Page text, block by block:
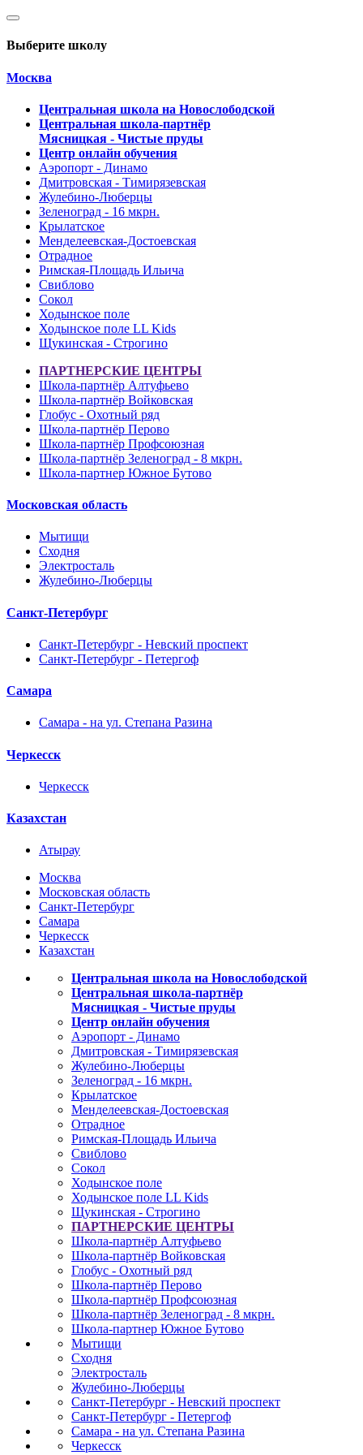
Выберите школу
Москва
Центральная школа на Новослободской
Центральная школа-партнёр
Мясницкая - Чистые пруды
Центр онлайн обучения
Аэропорт - Динамо
Дмитровская - Тимирязевская
Жулебино-Люберцы
Зеленоград - 16 мкрн.
Крылатское
Менделеевская-Достоевская
Отрадное
Римская-Площадь Ильича
Свиблово
Сокол
Ходынское поле
Ходынское поле LL Kids
Щукинская - Строгино
ПАРТНЕРСКИЕ ЦЕНТРЫ
Школа-партнёр Алтуфьево
Школа-партнёр Войковская
Глобус - Охотный ряд
Школа-партнёр Перово
Школа-партнёр Профсоюзная
Школа-партнёр Зеленоград - 8 мкрн.
Школа-партнер Южное Бутово
Московская область
Мытищи
Сходня
Электросталь
Жулебино-Люберцы
Санкт-Петербург
Санкт-Петербург - Невский проспект
Санкт-Петербург - Петергоф
Самара
Самара - на ул. Степана Разина
Черкесск
Черкесск
Казахстан
Атырау
Москва
Московская область
Санкт-Петербург
Самара
Черкесск
Казахстан
Центральная школа на Новослободской
Центральная школа-партнёр
Мясницкая - Чистые пруды
Центр онлайн обучения
Аэропорт - Динамо
Дмитровская - Тимирязевская
Жулебино-Люберцы
Зеленоград - 16 мкрн.
Крылатское
Менделеевская-Достоевская
Отрадное
Римская-Площадь Ильича
Свиблово
Сокол
Ходынское поле
Ходынское поле LL Kids
Щукинская - Строгино
ПАРТНЕРСКИЕ ЦЕНТРЫ
Школа-партнёр Алтуфьево
Школа-партнёр Войковская
Глобус - Охотный ряд
Школа-партнёр Перово
Школа-партнёр Профсоюзная
Школа-партнёр Зеленоград - 8 мкрн.
Школа-партнер Южное Бутово
Мытищи
Сходня
Электросталь
Жулебино-Люберцы
Санкт-Петербург - Невский проспект
Санкт-Петербург - Петергоф
Самара - на ул. Степана Разина
Черкесск